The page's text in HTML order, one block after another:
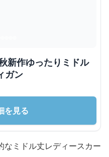
新作ゆったりミドル
ガン
を見る
なミドル丈レディースカー